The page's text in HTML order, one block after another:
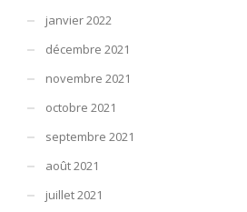
janvier 2022
décembre 2021
novembre 2021
octobre 2021
septembre 2021
août 2021
juillet 2021